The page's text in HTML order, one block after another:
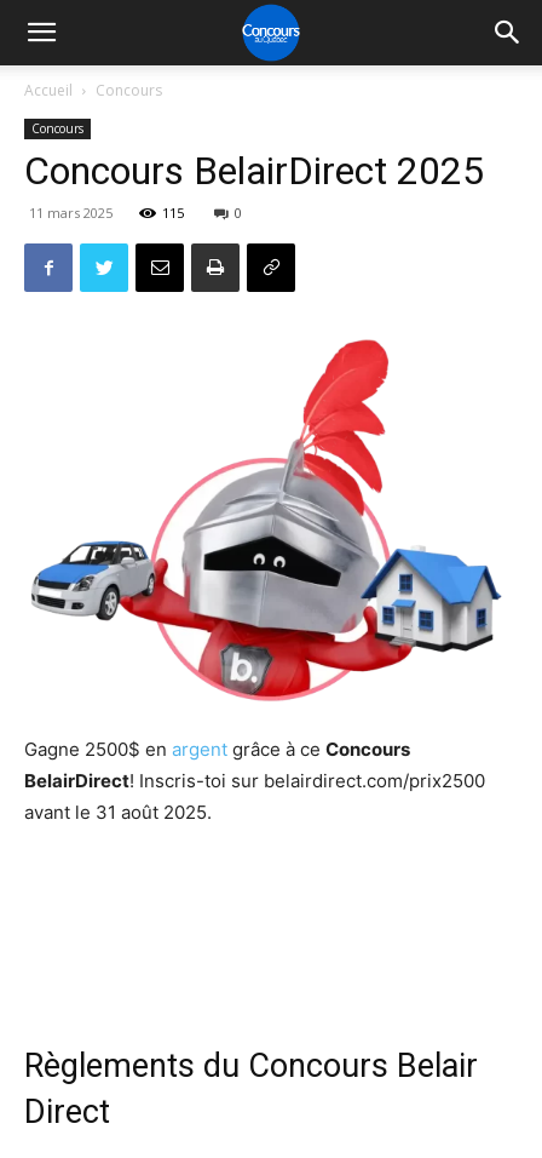
Accueil Concours
Concours
Concours BelairDirect 2025
11 mars 2025 115 0
Gagne 2500$ en argent grâce à ce Concours
BelairDirect! Inscris-toi sur belairdirect.com/prix2500
avant le 31 août 2025.
Règlements du Concours Belair
Direct